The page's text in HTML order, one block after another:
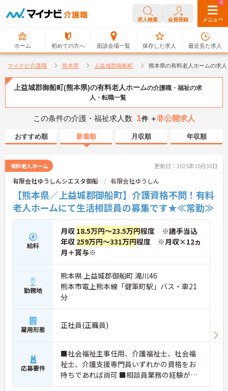
求人検索 会員登録 メニュー
ホーム 初めての方へ 面談会場一覧
0
保存した求人
0
最近見た求人
マイナビ介護職 熊本県 上益城郡御船町 熊本県の有料老人ホームの求
上益城郡御船町(熊本県)の有料老人ホームの介護職・福祉の求
人・転職一覧
この条件の介護・福祉求人数 1件 ＋非公開求人
おすすめ順 新着順 月収順 年収順
有料老人ホーム 更新日：2025年10月30日
有限会社ゆうしんシエスタ御船 有限会社ゆうしん
【熊本県／上益城郡御船町】介護資格不問！有料
老人ホームにて生活相談員の募集です★≪常勤≫
給料
月収 18.5万円～23.5万円程度 ※諸手当込
年収 259万円～331万円程度 ※月収×12ヵ
月＋賞与※
勤務地
熊本県 上益城郡御船町 滝川46
熊本市電上熊本線「健軍町駅」バス・車21
分
雇用形態 正社員(正職員)
応募要件
■社会福祉主事任用、介護福祉士、社会福
祉士、介護支援専門員いずれかの資格をお
持ちであれば尚可 ■相談員業務の経験があ
れば尚可